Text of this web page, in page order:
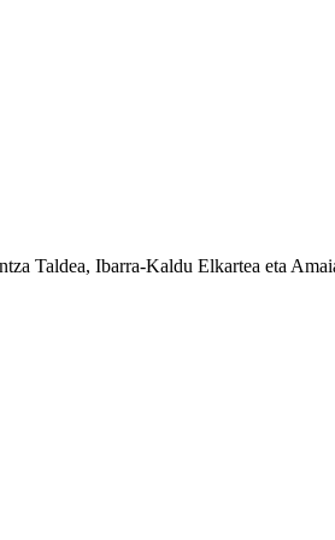
Taldea, Ibarra-Kaldu Elkartea eta